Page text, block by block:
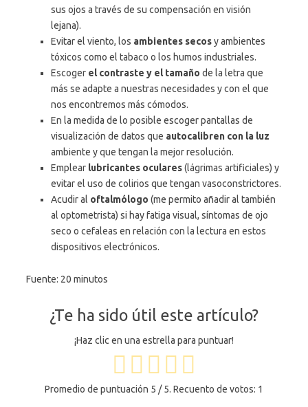
sus ojos a través de su compensación en visión
lejana).
Evitar el viento, los ambientes secosy ambientes
tóxicos como el tabaco o los humos industriales.
Escoger el contraste y el tamaño de la letra que
más se adapte a nuestras necesidades y con el que
nos encontremos más cómodos.
En la medida de lo posible escoger pantallas de
visualización de datos que autocalibren con la luz
ambiente y que tengan la mejor resolución.
Emplear lubricantes oculares(lágrimas artificiales) y
evitar el uso de colirios que tengan vasoconstrictores.
Acudir al oftalmólogo (me permito añadir al también
al optometrista) si hay fatiga visual, síntomas de ojo
seco o cefaleas en relación con la lectura en estos
dispositivos electrónicos.
Fuente: 20 minutos
¿Te ha sido útil este artículo?
¡Haz clic en una estrella para puntuar!
Promedio de puntuación 5 / 5. Recuento de votos: 1